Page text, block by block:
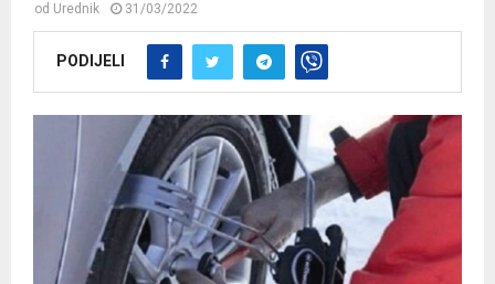
od Urednik 31/03/2022
PODIJELI